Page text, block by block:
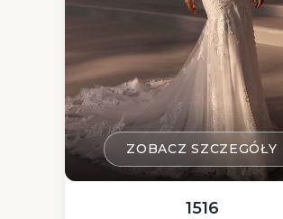
ZOBACZ SZCZEGÓŁY
1516